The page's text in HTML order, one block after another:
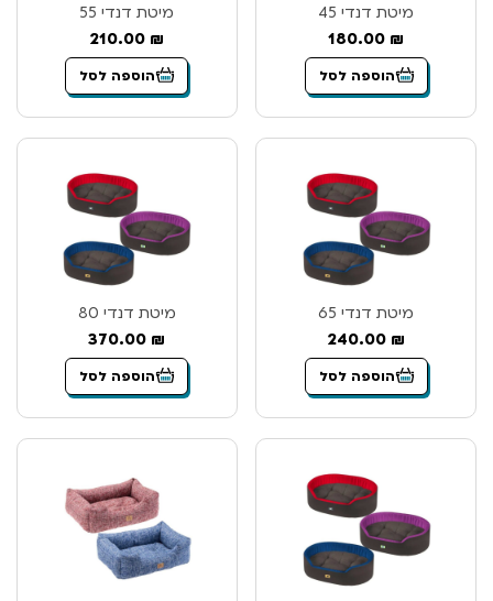
מיטת דנדי 45
180.00 ₪
הוספה לסל
מיטת דנדי 55
210.00 ₪
הוספה לסל
מיטת דנדי 65
240.00 ₪
הוספה לסל
מיטת דנדי 80
370.00 ₪
הוספה לסל